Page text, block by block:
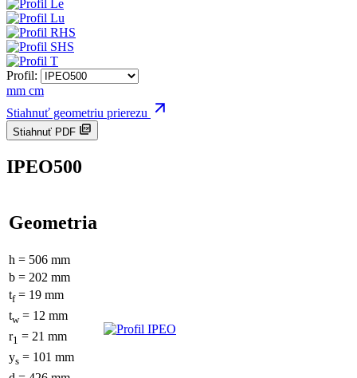
Profil:
mm cm
Stiahnuť geometriu prierezu
Stiahnuť PDF
IPEO500
Geometria
h = 506 mm
b = 202 mm
tf= 19 mm
tw= 12 mm
r1 = 21 mm
ys = 101 mm